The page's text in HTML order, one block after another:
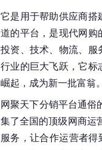
它是用于帮助供应商搭
道的平台，是现代网
投资、技术、物流、服
行业的巨大飞跃，它标
崛起，成为新一批富翁
网聚天下分销平台通俗
集了全国的顶级网商运
服务，让合作运营者